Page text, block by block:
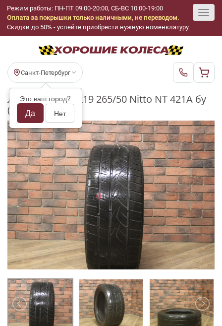
Режим работы: ПН-ПТ 09:00-20:00, СБ-ВС 10:00-19:00
Оплата за покрышки только наличными, не переводом.
Скидки до 50% - успейте приобрести нужную номенклатуру.
Санкт-Петербург
Это ваш город?
Да Нет
Летние шины R19 265/50 Nitto NT 421A бу
(3-4 мм.)